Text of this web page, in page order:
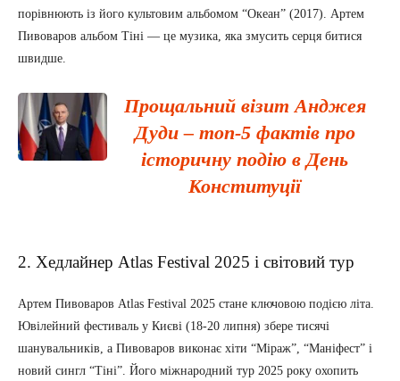
порівнюють із його культовим альбомом “Океан” (2017). Артем
Пивоваров альбом Тіні — це музика, яка змусить серця битися
швидше.
Прощальний візит Анджея
Дуди – топ-5 фактів про
історичну подію в День
Конституції
2. Хедлайнер Atlas Festival 2025 і світовий тур
Артем Пивоваров Atlas Festival 2025 стане ключовою подією літа.
Ювілейний фестиваль у Києві (18-20 липня) збере тисячі
шанувальників, а Пивоваров виконає хіти “Міраж”, “Маніфест” і
новий сингл “Тіні”. Його міжнародний тур 2025 року охопить